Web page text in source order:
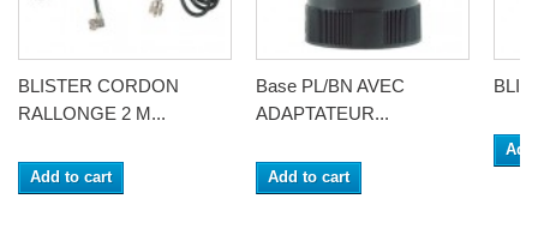
BLISTER CORDON
RALLONGE 2 M...
Add to cart
Base PL/BN AVEC
ADAPTATEUR...
Add to cart